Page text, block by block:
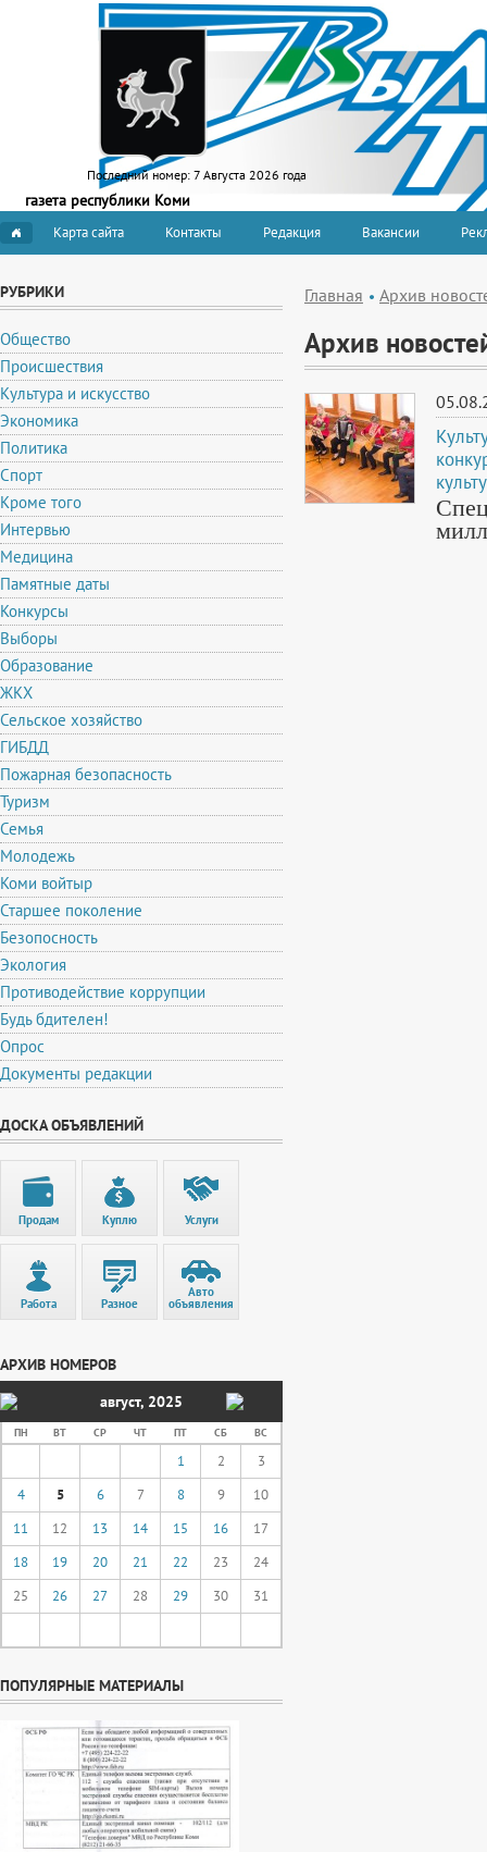
Последний номер: 7 Августа 2026 года
газета республики Коми
Карта сайта Контакты Редакция Вакансии
РУБРИКИ
Общество
Происшествия
Культура и искусство
Экономика
Политика
Спорт
Кроме того
Интервью
Медицина
Памятные даты
Конкурсы
Выборы
Образование
ЖКХ
Сельское хозяйство
ГИБДД
Пожарная безопасность
Туризм
Семья
Молодежь
Коми войтыр
Старшее поколение
Безопосность
Экология
Противодействие коррупции
Будь бдителен!
Опрос
Документы редакции
ДОСКА ОБЪЯВЛЕНИЙ
Продам Куплю Услуги
Работа Разное
Авто
объявления
АРХИВ НОМЕРОВ
август, 2025
ПН ВТ СР ЧТ ПТ СБ ВС
1 2
3
4
5 6 7 8 9
10
11
12 13 14 15 16
17
18
19 20 21 22 23
24
25
26 27 28 29 30 31
ПОПУЛЯРНЫЕ МАТЕРИАЛЫ
Главная Архив
Архив